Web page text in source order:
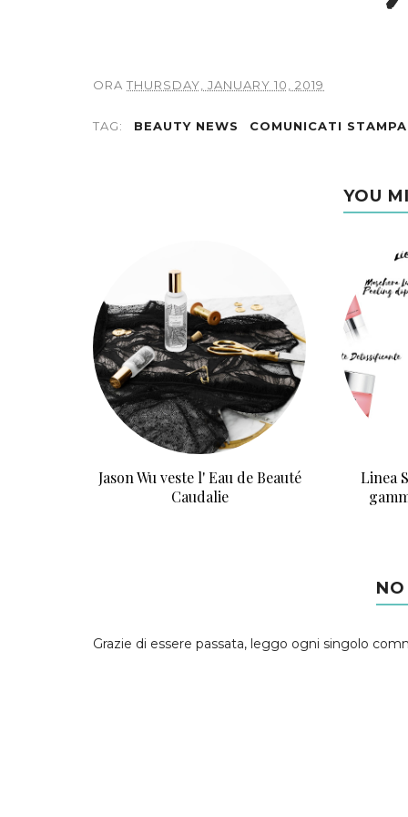
ORA THURSDAY, JANUARY 10, 2019
TAG: BEAUTY NEWS COMUNICATI STAMPA
YOU
Jason Wu veste l' Eau de Beauté
Caudalie
Linea
Grazie di essere passata, leggo ogni singolo